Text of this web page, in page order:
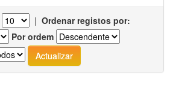
| Ordenar registos por:
Por ordem